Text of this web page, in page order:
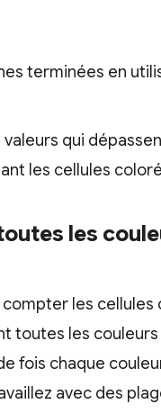
terminées en
qui
les cellules
les
les cellules
toutes les
fois chaque
avec des